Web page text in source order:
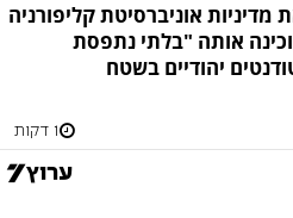
אוניברסיטת קליפורניה
אותה "בלתי נתפסת
יהודיים בשטח
1 דקות